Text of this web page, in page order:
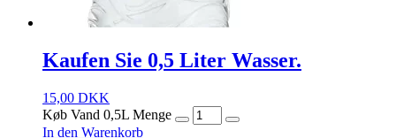
Kaufen Sie 0,5 Liter Wasser.
15,00 DKK
Køb Vand 0,5L Menge
In den Warenkorb